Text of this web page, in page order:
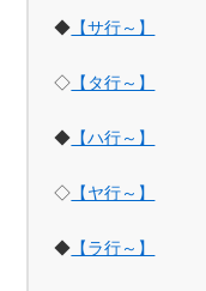
◆ 【サ行～】
◇ 【タ行～】
◆ 【ハ行～】
◇ 【ヤ行～】
◆ 【ラ行～】